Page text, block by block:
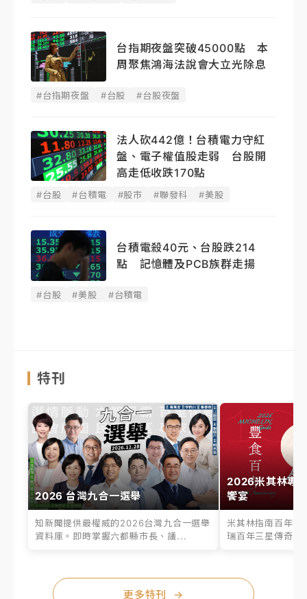
台指期夜盤突破45000點 本
周聚焦鴻海法說會大立光除息
#台指期夜盤 #台股 #台股夜盤
法人砍442億！台積電力守紅
盤、電子權值股走弱 台股開
高走低收跌170點
#台股 #台積電 #股市 #聯發科 #美股
台積電殺40元、台股跌214
點 記憶體及PCB族群走揚
#台股 #美股 #台積電
特刊
2026 台灣九合一選舉
知新聞提供最權威的2026台灣九合一選舉
資料庫。即時掌握六都縣市長、議...
2026米其林專
饗宴
米其林指南百年之
瑞百年三星傳奇、
更多特刊 →